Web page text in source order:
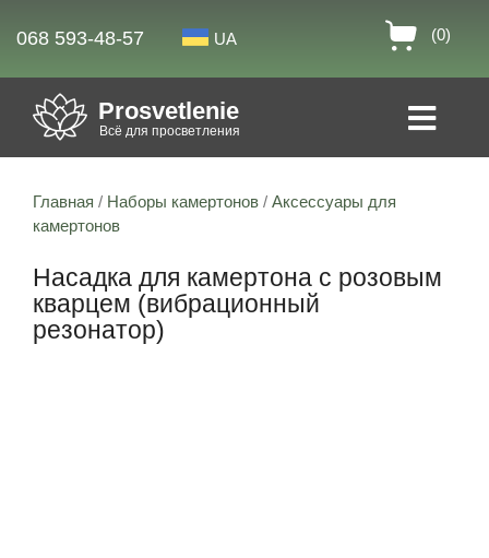
068 593-48-57 UA (0)
Prosvetlenie
Всё для просветления
Главная / Наборы камертонов / Аксессуары для
камертонов
Насадка для камертона с розовым
кварцем (вибрационный
резонатор)